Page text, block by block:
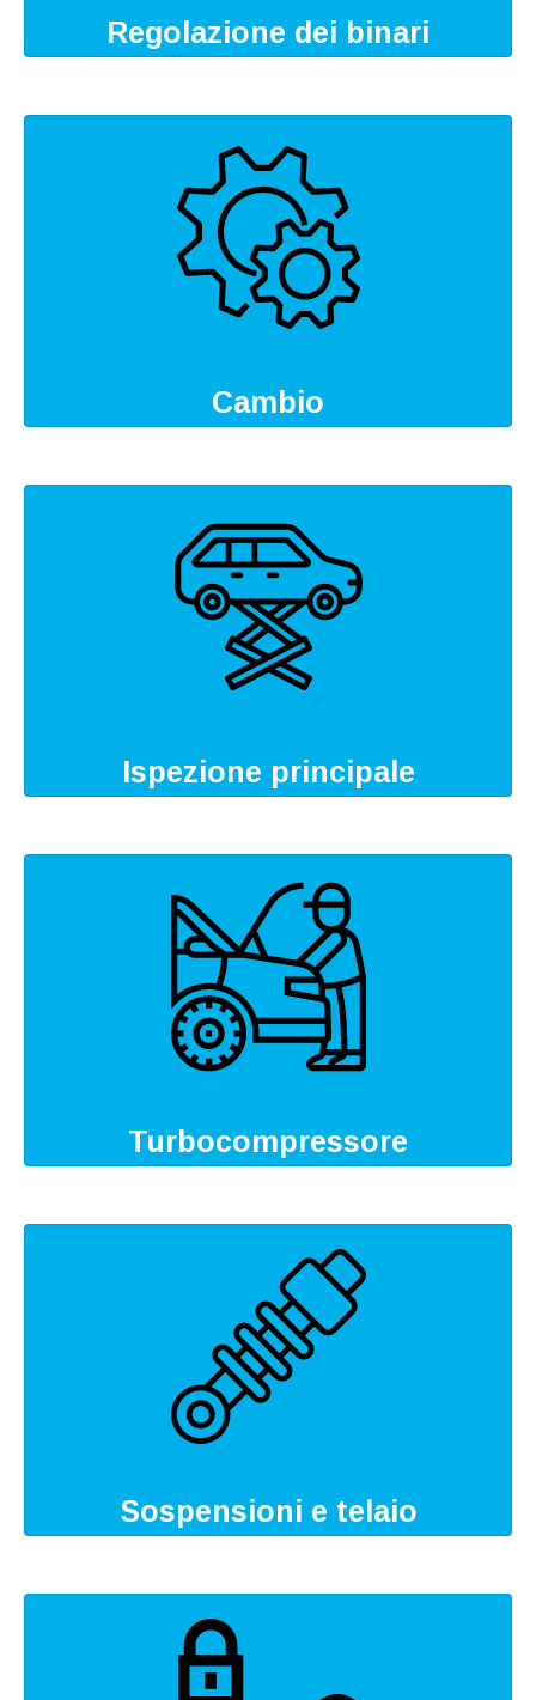
Regolazione dei binari
Cambio
Ispezione principale
Turbocompressore
Sospensioni e telaio